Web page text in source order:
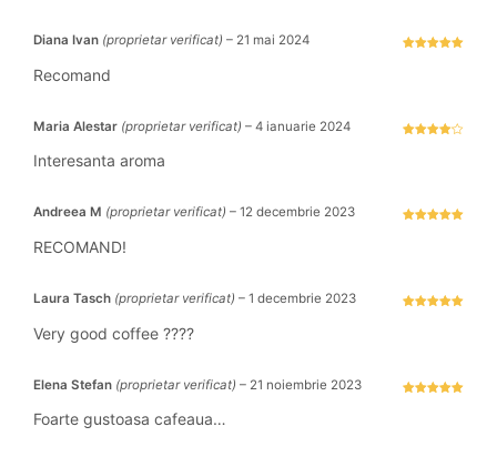
Diana Ivan (proprietar verificat) – 21 mai 2024
Recomand
Maria Alestar (proprietar verificat) – 4 ianuarie 2024
Interesanta aroma
Andreea M (proprietar verificat) – 12 decembrie 2023
RECOMAND!
Laura Tasch (proprietar verificat) – 1 decembrie 2023
Very good coffee ????
Elena Stefan (proprietar verificat) – 21 noiembrie 2023
Foarte gustoasa cafeaua…